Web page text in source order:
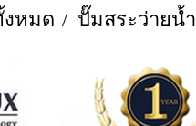
หมด ปั๊มสระว่ายน้ำ